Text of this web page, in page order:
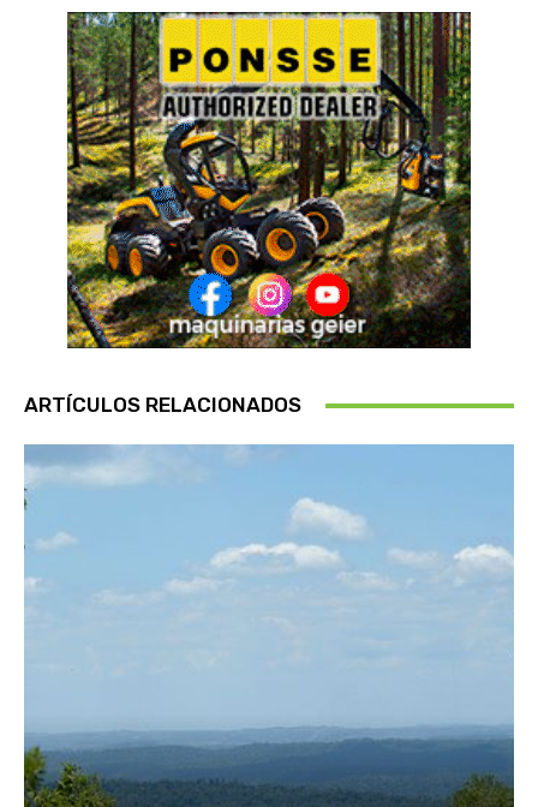
ARTÍCULOS RELACIONADOS